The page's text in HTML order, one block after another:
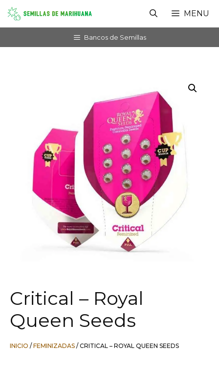
Saltar
contenido
MENU
Bancos de Semillas
Critical – Royal
Queen Seeds
INICIO / FEMINIZADAS / CRITICAL – ROYAL QUEEN SEEDS